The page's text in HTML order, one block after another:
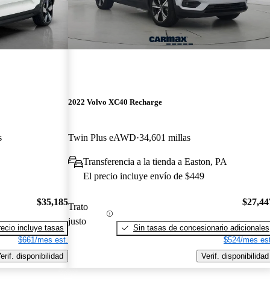
$35,185
incluye tasas
$661/mes est.
disponibilidad
2022 Volvo XC40 Recharge
Twin Plus eAWD 34,601 millas
Transferencia a la tienda a Easton, PA
El precio incluye envío de $449
Trato
justo
Sin tasas de concesionario adicionales
$524/mes
Verif. disponibilidad